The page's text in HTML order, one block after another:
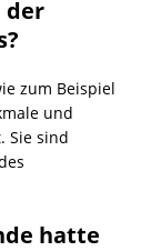
der
zum Beispiel
und
Sie sind
hatte